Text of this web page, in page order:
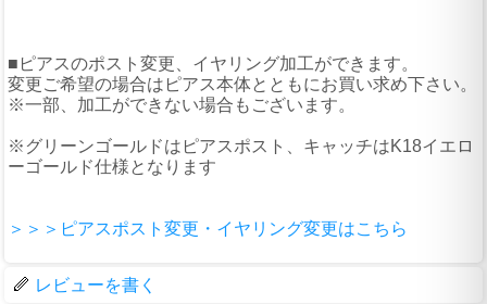
■ピアスのポスト変更、イヤリング加工ができます。
変更ご希望の場合はピアス本体とともにお買い求め下さい。
※一部、加工ができない場合もございます。
※グリーンゴールドはピアスポスト、キャッチはK18イエロ
ーゴールド仕様となります
＞＞＞ピアスポスト変更・イヤリング変更はこちら
レビューを書く